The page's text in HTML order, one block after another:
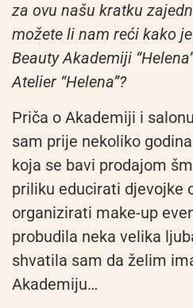
za ovu našu kratku
možete li nam reći kako
Beauty Akademiji
Atelier “Helena”?
Priča o Akademiji i
sam prije nekoliko
koja se bavi prodajom
priliku educirati djevojke
organizirati make-up
probudila neka velika
shvatila sam da želim
Akademiju…